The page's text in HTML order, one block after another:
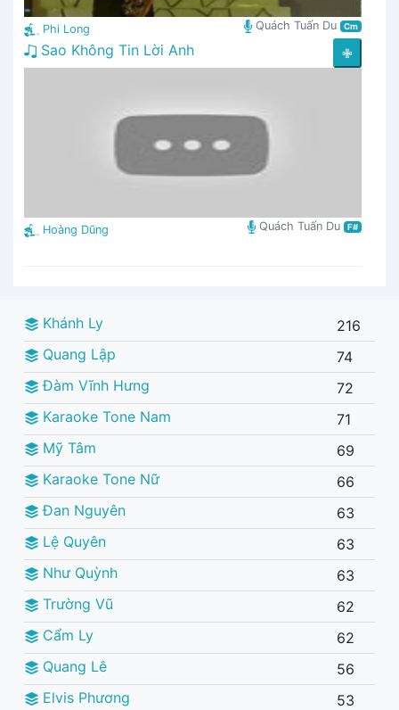
Phi Long Quách Tuấn Du Cm
✙
Sao Không Tin Lời Anh
Hoàng Dũng Quách Tuấn Du F#
Khánh Ly
216
Quang Lập
74
Đàm Vĩnh Hưng
72
Karaoke Tone Nam
71
Mỹ Tâm
69
Karaoke Tone Nữ
66
Đan Nguyên
63
Lệ Quyên
63
Như Quỳnh
63
Trường Vũ
62
Cẩm Ly
62
Quang Lê
56
Elvis Phương
53